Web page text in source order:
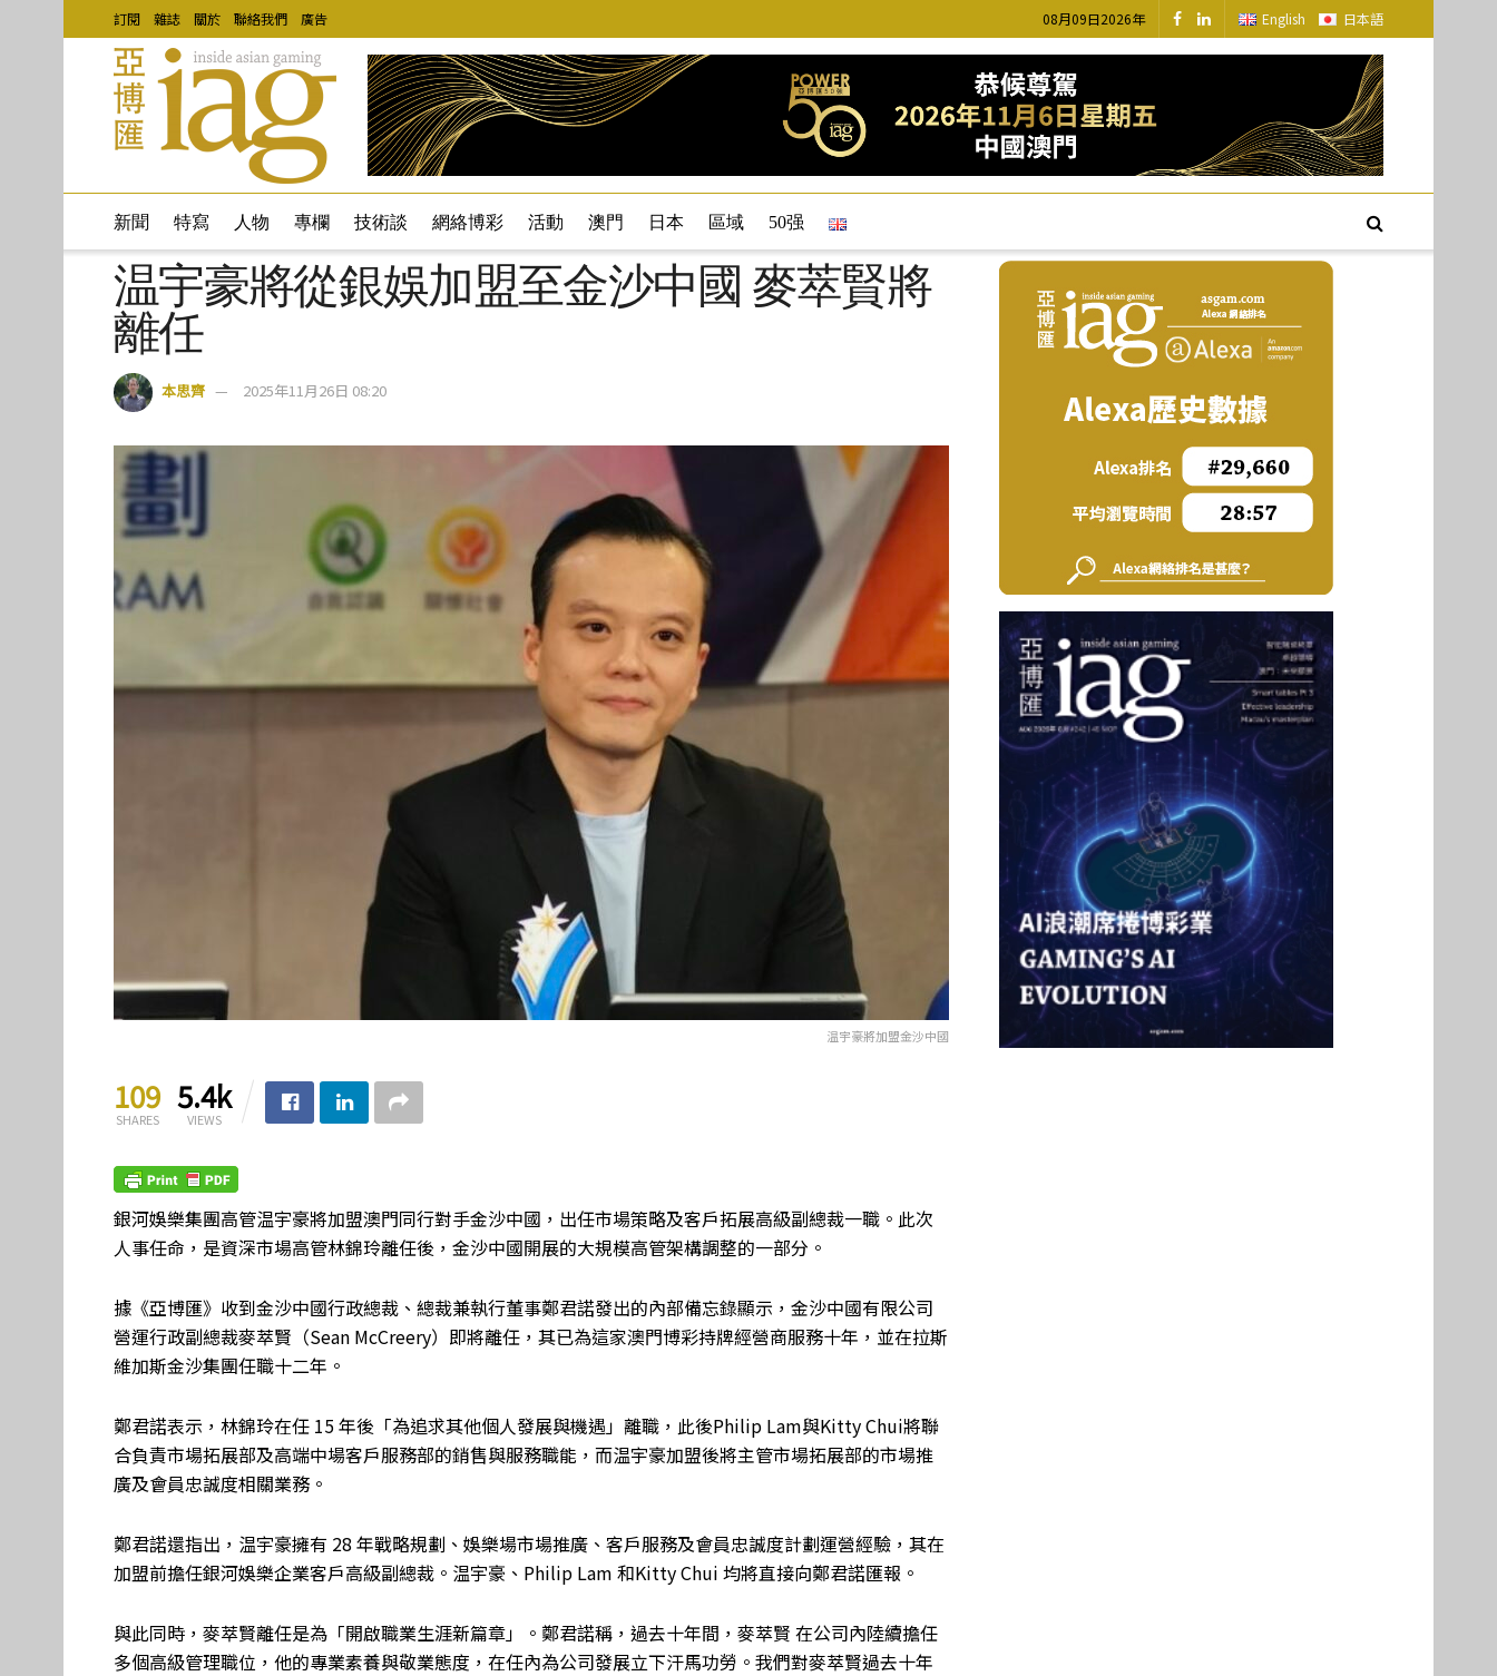
訂閱 雜誌 關於 聯絡我們 廣告 08月09日2026年 English 日本語
新聞 特寫 人物 專欄 技術談 網絡博彩 活動 澳門 日本 區域 50强
温宇豪將從銀娛加盟至金沙中國 麥萃賢將
離任
本思齊 2025年11月26日 08:20
温宇豪將加盟金沙中國
109
SHARES
5.4k
VIEWS
銀河娛樂集團高管温宇豪將加盟澳門同行對手金沙中國，出任市場策略及客戶拓展高級副總裁一職。此次
人事任命，是資深市場高管林錦玲離任後，金沙中國開展的大規模高管架構調整的一部分。
據《亞博匯》收到金沙中國行政總裁、總裁兼執行董事鄭君諾發出的內部備忘錄顯示，金沙中國有限公司
營運行政副總裁麥萃賢（Sean McCreery）即將離任，其已為這家澳門博彩持牌經營商服務十年，並在拉斯
維加斯金沙集團任職十二年。
鄭君諾表示，林錦玲在任 15 年後「為追求其他個人發展與機遇」離職，此後Philip Lam與Kitty Chui將聯
合負責市場拓展部及高端中場客戶服務部的銷售與服務職能，而温宇豪加盟後將主管市場拓展部的市場推
廣及會員忠誠度相關業務。
鄭君諾還指出，温宇豪擁有 28 年戰略規劃、娛樂場市場推廣、客戶服務及會員忠誠度計劃運營經驗，其在
加盟前擔任銀河娛樂企業客戶高級副總裁。温宇豪、Philip Lam 和Kitty Chui 均將直接向鄭君諾匯報。
與此同時，麥萃賢離任是為「開啟職業生涯新篇章」。鄭君諾稱，過去十年間，麥萃賢 在公司內陸續擔任
多個高級管理職位，他的專業素養與敬業態度，在任內為公司發展立下汗馬功勞。我們對麥萃賢過去十年